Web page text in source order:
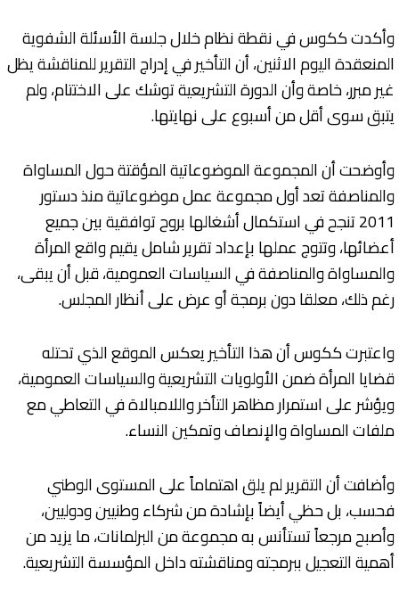
وأكدت ككوس في نقطة نظام خلال جلسة الأسئلة الشفوية
المنعقدة اليوم الاثنين، أن التأخير في إدراج التقرير للمناقشة يظل
غير مبرر، خاصة وأن الدورة التشريعية توشك على الاختتام، ولم
يتبق سوى أقل من أسبوع على نهايتها.
وأوضحت أن المجموعة الموضوعاتية المؤقتة حول المساواة
والمناصفة تعد أول مجموعة عمل موضوعاتية منذ دستور
2011 تنجح في استكمال أشغالها بروح توافقية بين جميع
أعضائها، وتتوج عملها بإعداد تقرير شامل يقيم واقع المرأة
والمساواة والمناصفة في السياسات العمومية، قبل أن يبقى،
رغم ذلك، معلقا دون برمجة أو عرض على أنظار المجلس.
واعتبرت ككوس أن هذا التأخير يعكس الموقع الذي تحتله
قضايا المرأة ضمن الأولويات التشريعية والسياسات العمومية،
ويؤشر على استمرار مظاهر التأخر واللامبالاة في التعاطي مع
ملفات المساواة والإنصاف وتمكين النساء.
وأضافت أن التقرير لم يلق اهتماماً على المستوى الوطني
فحسب، بل حظي أيضاً بإشادة من شركاء وطنيين ودوليين،
وأصبح مرجعاً تستأنس به مجموعة من البرلمانات، ما يزيد من
أهمية التعجيل ببرمجته ومناقشته داخل المؤسسة التشريعية.